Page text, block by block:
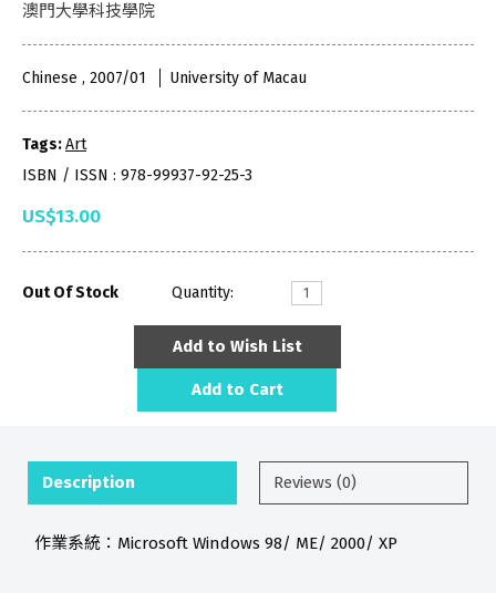
澳門大學科技學院
Chinese , 2007/01 University of Macau
Tags:Art
ISBN / ISSN : 978-99937-92-25-3
US$13.00
Out Of Stock Quantity:
Add to Wish List
Add to Cart
Description Reviews (0)
作業系統：Microsoft Windows 98/ ME/ 2000/ XP